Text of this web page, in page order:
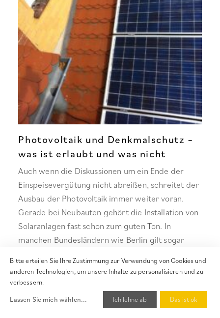
Photovoltaik und Denkmalschutz –
was ist erlaubt und was nicht
Auch wenn die Diskussionen um ein Ende der
Einspeisevergütung nicht abreißen, schreitet der
Ausbau der Photovoltaik immer weiter voran.
Gerade bei Neubauten gehört die Installation von
Solaranlagen fast schon zum guten Ton. In
manchen Bundesländern wie Berlin gilt sogar
Gebäude. Schließlich stellt die Photovoltaik ein
zentrales Element der Energiewende […]
17. September 2025 Weiterlesen
Jetzt bewerten!
Bitte erteilen Sie Ihre Zustimmung zur Verwendung von Cookies und
anderen Technologien, um unsere Inhalte zu personalisieren und zu
verbessern.
Lassen Sie mich wählen... Ich lehne ab Das ist ok